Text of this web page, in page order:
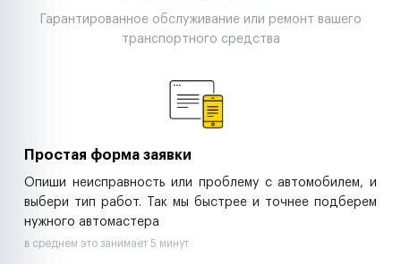
Строительные компании
Аренда спецтехники
Гарантированное обслуживание или ремонт вашего
транспортного средства
Простая форма заявки
Опиши неисправность или проблему с автомобилем, и
выбери тип работ. Так мы быстрее и точнее подберем
нужного автомастера
в среднем это занимает 5 минут